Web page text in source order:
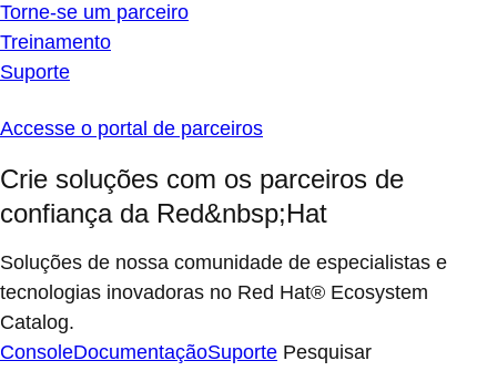
Torne-se um parceiro
Treinamento
Suporte
Accesse o portal de parceiros
Crie soluções com os parceiros de
confiança da Red&nbsp;Hat
Soluções de nossa comunidade de especialistas e
tecnologias inovadoras no Red Hat® Ecosystem
Catalog.
ConsoleDocumentaçãoSuporte Pesquisar